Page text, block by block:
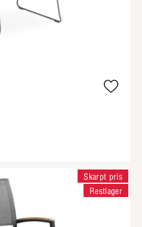
Skarpt pris
Restlager